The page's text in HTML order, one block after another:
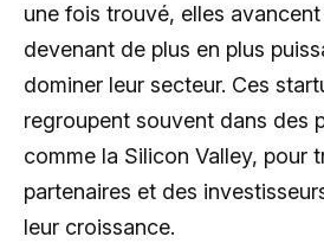
une fois trouvé, elles
devenant de plus en plus
dominer leur secteur. Ces
regroupent souvent dans des
comme la Silicon Valley, pour
partenaires et des
leur croissance.